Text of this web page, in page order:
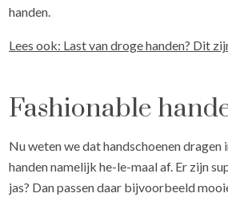
handen.
Lees ook: Last van droge handen? Dit
Fashionable
Nu weten we dat handschoenen
handen namelijk he-le-maal af. Er zijn
jas? Dan passen daar bijvoorbeeld